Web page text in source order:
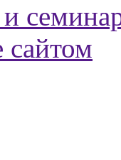
сайтом